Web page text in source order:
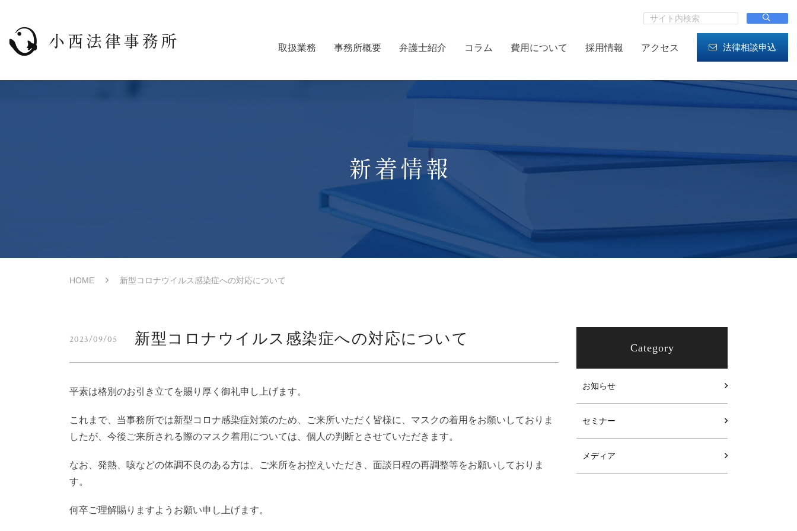
取扱業務 事務所概要 弁護士紹介 コラム 費用について 採用情報 アクセス 法律相談申込
HOME 新型コロナウイルス感染症への対応について
2023/09/05 新型コロナウイルス感染症への対応について
平素は格別のお引き立てを賜り厚く御礼申し上げます。
これまで、当事務所では新型コロナ感染症対策のため、ご来所いただく皆様に、マスクの着用をお願いしておりま
したが、今後ご来所される際のマスク着用については、個人の判断とさせていただきます。
なお、発熱、咳などの体調不良のある方は、ご来所をお控えいただき、面談日程の再調整等をお願いしておりま
す。
何卒ご理解賜りますようお願い申し上げます。
Category
お知らせ
セミナー
メディア